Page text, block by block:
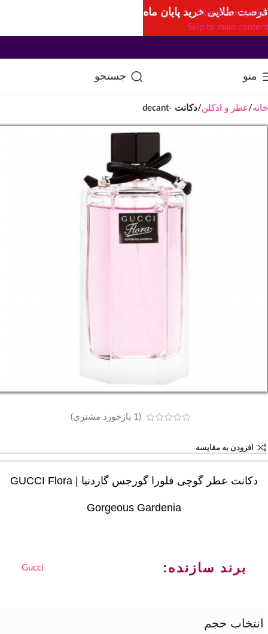
Skip to navigation
Skip to main content
منو جستجو
خانه عطر و ادکلن دکانت -decant
(
1 بازخورد مشتری)
افزودن به مقایسه
دکانت عطر گوچی فلورا گورجس گاردنیا | GUCCI Flora
Gorgeous Gardenia
برند سازنده: Gucci
انتخاب حجم
فرصت طلایی خرید پایان ماه